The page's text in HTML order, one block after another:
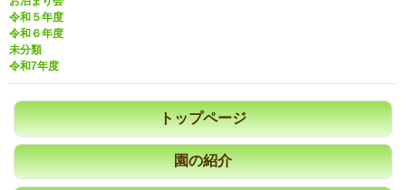
令和５年度
令和６年度
未分類
令和7年度
トップページ
園の紹介